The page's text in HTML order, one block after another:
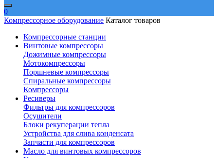
0
Компрессорное оборудование Каталог товаров
Компрессорные станции
Винтовые компрессоры
Дожимные компрессоры
Мотокомпрессоры
Поршневые компрессоры
Спиральные компрессоры
Компрессоры
Ресиверы
Фильтры для компрессоров
Осушители
Блоки рекуперации тепла
Устройства для слива конденсата
Запчасти для компрессоров
Масло для винтовых компрессоров